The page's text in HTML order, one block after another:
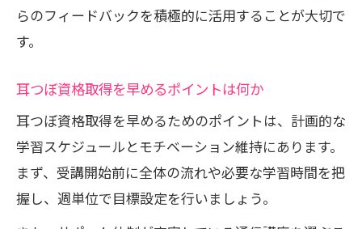
らのフィードバックを積極的に活用することが大切で
す。
耳つぼ資格取得を早めるポイントは何か
耳つぼ資格取得を早めるためのポイントは、計画的な
学習スケジュールとモチベーション維持にあります。
まず、受講開始前に全体の流れや必要な学習時間を把
握し、週単位で目標設定を行いましょう。